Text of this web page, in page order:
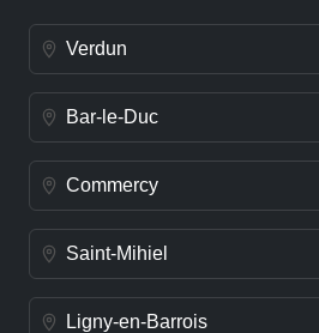
Verdun
Bar-le-Duc
Commercy
Saint-Mihiel
Ligny-en-Barrois